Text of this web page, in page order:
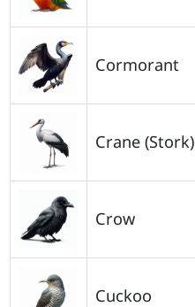
Cormorant
Crane (Stork)
Crow
Cuckoo